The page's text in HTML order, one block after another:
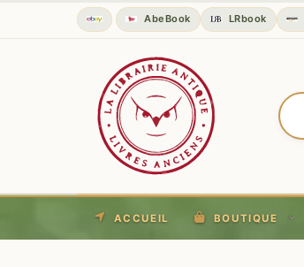
AbeBook LRbook
ACCUEIL BOUTIQUE